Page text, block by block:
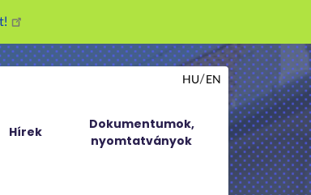
Hírek
Dokumentumok,
nyomtatványok
HU EN